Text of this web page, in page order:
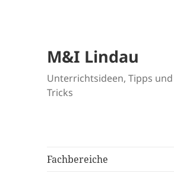
M&I Lindau
Unterrichtsideen, Tipps und
Tricks
Fachbereiche